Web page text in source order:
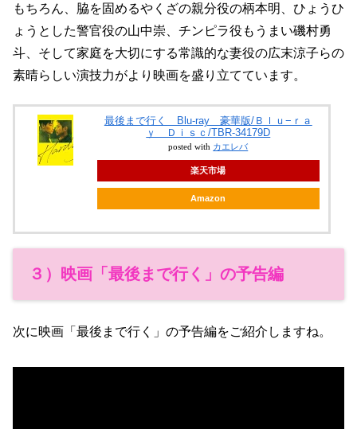
もちろん、脇を固めるやくざの親分役の柄本明、ひょうひ
ょうとした警官役の山中崇、チンピラ役もうまい磯村勇
斗、そして家庭を大切にする常識的な妻役の広末涼子らの
素晴らしい演技力がより映画を盛り立てています。
最後まで行く Blu-ray 豪華版/Ｂｌｕ−ｒａ
ｙ Ｄｉｓｃ/TBR-34179D
posted with カエレバ
楽天市場
Amazon
３）映画「最後まで行く」の予告編
次に映画「最後まで行く」の予告編をご紹介しますね。